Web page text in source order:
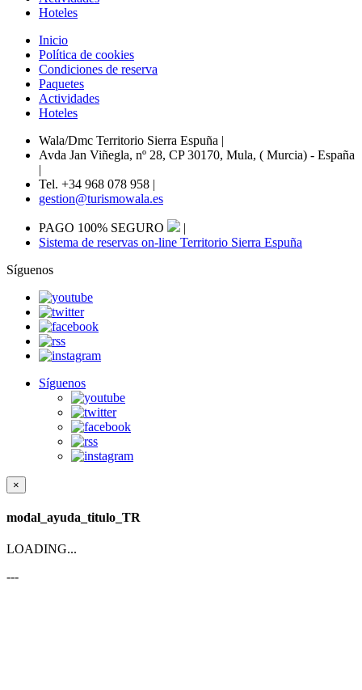
Hoteles
Inicio
Política de cookies
Condiciones de reserva
Paquetes
Actividades
Hoteles
Wala/Dmc Territorio Sierra Espuña |
Avda Jan Viñegla, nº 28, CP 30170, Mula, ( Murcia) - España
|
Tel. +34 968 078 958 |
gestion@turismowala.es
PAGO 100% SEGURO
|
Sistema de reservas on-line Territorio Sierra Espuña
Síguenos
Síguenos
×
modal_ayuda_titulo_TR
LOADING...
---